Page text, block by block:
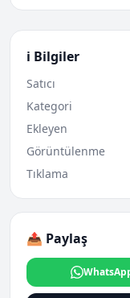
ℹ️ Bilgiler
Satıcı
Kategori
Ekleyen
Görüntülenme
Tıklama
📤 Paylaş